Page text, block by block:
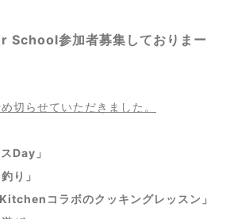
School参加者募集しておりまー
切らせていただきました。
Day」
り」
コラボのクッキングレッスン」